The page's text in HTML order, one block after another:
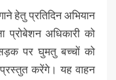
हेतु प्रतिदिन अभियान
प्रोबेशन अधिकारी को
सड़क पर घुमतु बच्चों को
करेंगे। यह वाहन